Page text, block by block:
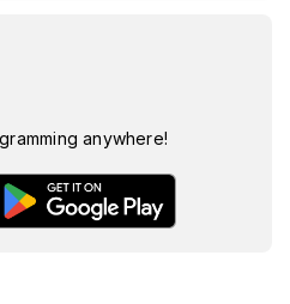
anywhere!